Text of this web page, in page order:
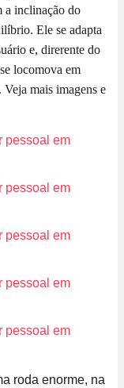
a inclinação do
Ele se adapta
e, direrente do
locomova em
Veja mais imagens e
roda enorme, na